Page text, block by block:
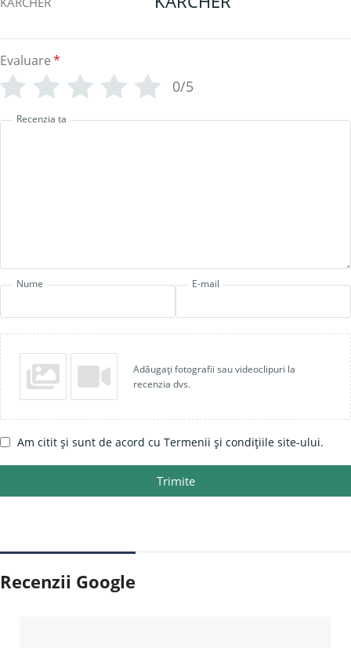
Evaluare*
0/5
Recenzia ta
Nume E-mail
Adăugați fotografii sau videoclipuri la
recenzia dvs.
Am citit și sunt de acord cu Termenii și condițiile site-ului.
Trimite
Recenzii Google